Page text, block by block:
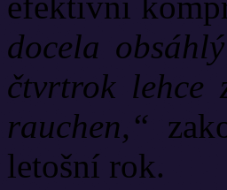
docela
čtvrtrok lehce
rauchen,“
letošní rok.